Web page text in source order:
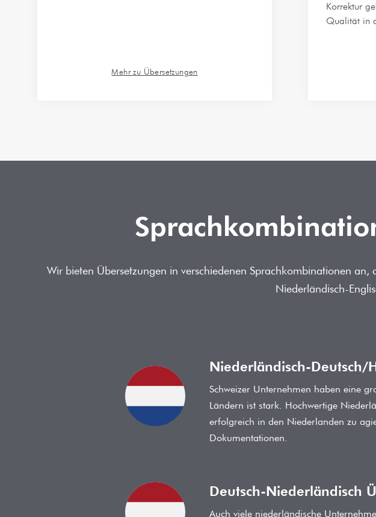
Mehr zu Übersetzungen
Korrektur
Qualität in
Wir bieten Übersetzungen in verschiedenen Sprachkombinationen
Niederländisch-
Niederländisch-Deutsch/
Schweizer Unternehmen haben eine
Ländern ist stark. Hochwertige
erfolgreich in den Niederlanden zu
Dokumentationen.
Deutsch-Niederländisch
Auch viele niederländische